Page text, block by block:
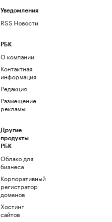
Уведомления
RSS Новости
РБК
О компании
Контактная
информация
Редакция
Размещение
рекламы
Другие
продукты
РБК
Облако для
бизнеса
Корпоративный
регистратор
доменов
Хостинг
сайтов